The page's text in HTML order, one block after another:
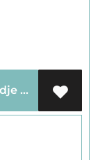
Voeg toe aan mijn winkelmandje